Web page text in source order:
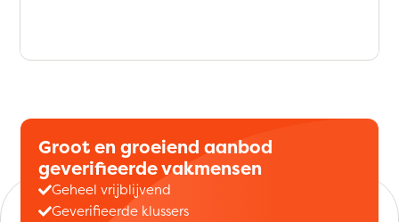
Groot en groeiend aanbod
geverifieerde vakmensen
Geheel vrijblijvend
Geverifieerde klussers